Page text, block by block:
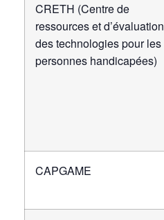
CRETH (Centre de
ressources et d’évaluation
des technologies pour les
personnes handicapées)
CAPGAME